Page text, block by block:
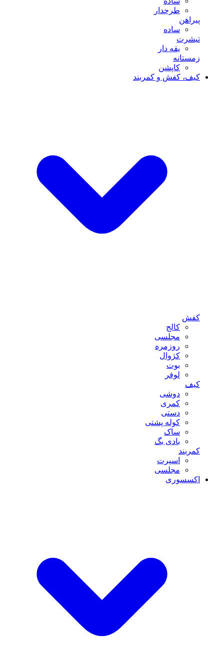
طرحدار
پیراهن
ساده
تیشرت
یقه دار
زمستانه
کاپشن
کیف، کفش و کمربند
کفش
کالج
مجلسی
روزمره
کژوال
بوت
لوفر
کیف
دوشی
کمری
دستی
کوله پشتی
ساک
بادی بگ
کمربند
اسپرت
مجلسی
اکسسوری